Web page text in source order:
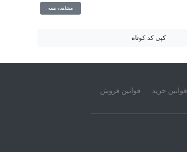
مشاهده همه
کپی کد کوتاه
قوانین خرید قوانین فروش